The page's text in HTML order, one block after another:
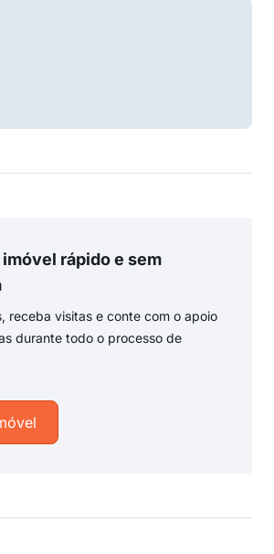
rápido e sem
receba visitas e conte com o apoio
durante todo o processo de